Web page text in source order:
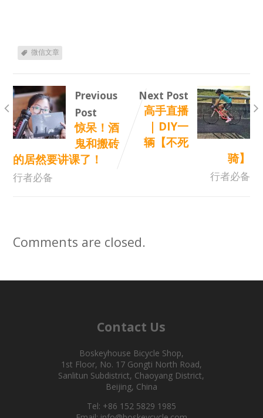
微信文章
Previous
Post
惊呆！酒
鬼和搬砖
的居然要讲课了！
行者必备
Next Post
高手直播
| DIY一
辆【不死
骑】
行者必备
Comments are closed.
Contact Us
Boskeyhouse Bicycle Shop,
1st Floor, No. 17 Gongti North Road,
Sanlitun Subdistrict, Chaoyang District,
Beijing, China
Tel: +86 152 5829 1985